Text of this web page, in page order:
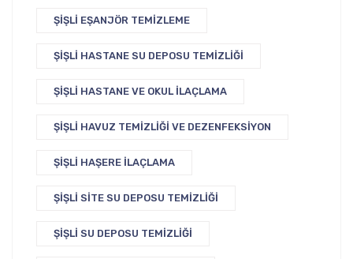
ŞIŞLI EŞANJÖR TEMIZLEME
ŞIŞLI HASTANE SU DEPOSU TEMIZLIĞI
ŞIŞLI HASTANE VE OKUL İLAÇLAMA
ŞIŞLI HAVUZ TEMIZLIĞI VE DEZENFEKSIYON
ŞIŞLI HAŞERE İLAÇLAMA
ŞIŞLI SITE SU DEPOSU TEMIZLIĞI
ŞIŞLI SU DEPOSU TEMIZLIĞI